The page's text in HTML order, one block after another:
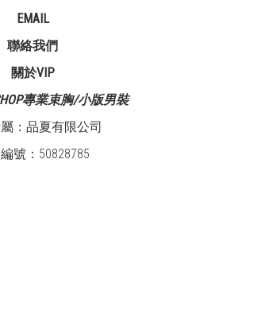
EMAIL
聯絡我們
關於VIP
專業束胸/小版男裝
：品夏有限公司
號：50828785